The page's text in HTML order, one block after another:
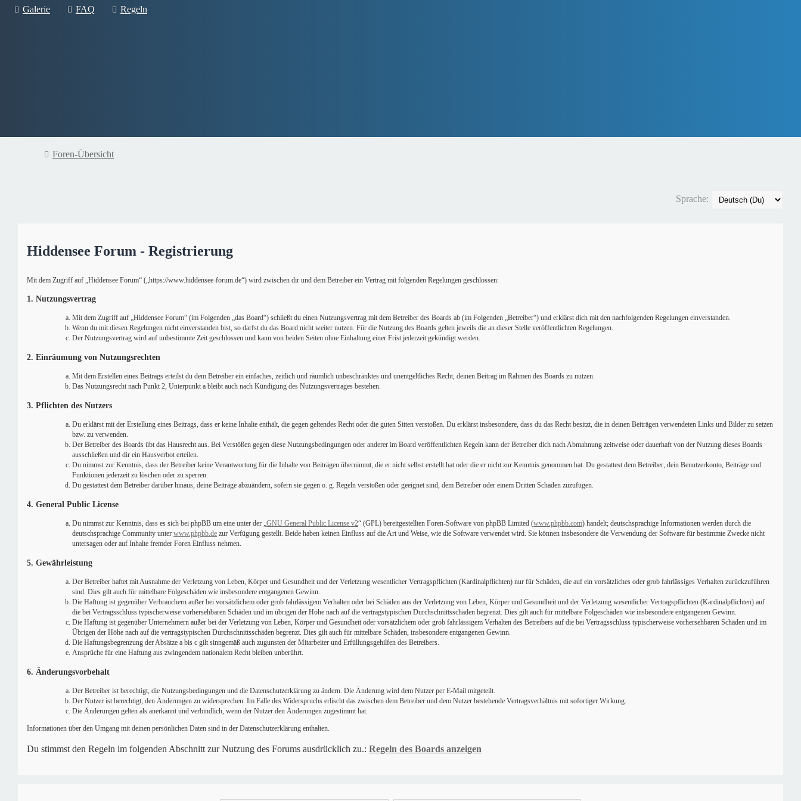
Galerie FAQ Regeln
Foren-Übersicht
Sprache:
Hiddensee Forum - Registrierung
Mit dem Zugriff auf „Hiddensee Forum“ („https://www.hiddensee-forum.de“) wird zwischen dir und dem Betreiber ein Vertrag mit folgenden Regelungen geschlossen:
1. Nutzungsvertrag
Mit dem Zugriff auf „Hiddensee Forum“ (im Folgenden „das Board“) schließt du einen Nutzungsvertrag mit dem Betreiber des Boards ab (im Folgenden „Betreiber“) und erklärst dich mit den nachfolgenden Regelungen einverstanden.
Wenn du mit diesen Regelungen nicht einverstanden bist, so darfst du das Board nicht weiter nutzen. Für die Nutzung des Boards gelten jeweils die an dieser Stelle veröffentlichten Regelungen.
Der Nutzungsvertrag wird auf unbestimmte Zeit geschlossen und kann von beiden Seiten ohne Einhaltung einer Frist jederzeit gekündigt werden.
2. Einräumung von Nutzungsrechten
Mit dem Erstellen eines Beitrags erteilst du dem Betreiber ein einfaches, zeitlich und räumlich unbeschränktes und unentgeltliches Recht, deinen Beitrag im Rahmen des Boards zu nutzen.
Das Nutzungsrecht nach Punkt 2, Unterpunkt a bleibt auch nach Kündigung des Nutzungsvertrages bestehen.
3. Pflichten des Nutzers
Du erklärst mit der Erstellung eines Beitrags, dass er keine Inhalte enthält, die gegen geltendes Recht oder die guten Sitten verstoßen. Du erklärst insbesondere, dass du das Recht besitzt, die in deinen Beiträgen verwendeten Links und Bilder zu setzen
bzw. zu verwenden.
Der Betreiber des Boards übt das Hausrecht aus. Bei Verstößen gegen diese Nutzungsbedingungen oder anderer im Board veröffentlichten Regeln kann der Betreiber dich nach Abmahnung zeitweise oder dauerhaft von der Nutzung dieses Boards
ausschließen und dir ein Hausverbot erteilen.
Du nimmst zur Kenntnis, dass der Betreiber keine Verantwortung für die Inhalte von Beiträgen übernimmt, die er nicht selbst erstellt hat oder die er nicht zur Kenntnis genommen hat. Du gestattest dem Betreiber, dein Benutzerkonto, Beiträge und
Funktionen jederzeit zu löschen oder zu sperren.
Du gestattest dem Betreiber darüber hinaus, deine Beiträge abzuändern, sofern sie gegen o. g. Regeln verstoßen oder geeignet sind, dem Betreiber oder einem Dritten Schaden zuzufügen.
4. General Public License
Du nimmst zur Kenntnis, dass es sich bei phpBB um eine unter der „GNU General Public License v2“ (GPL) bereitgestellten Foren-Software von phpBB Limited (www.phpbb.com) handelt; deutschsprachige Informationen werden durch die
deutschsprachige Community unter www.phpbb.de zur Verfügung gestellt. Beide haben keinen Einfluss auf die Art und Weise, wie die Software verwendet wird. Sie können insbesondere die Verwendung der Software für bestimmte Zwecke nicht
untersagen oder auf Inhalte fremder Foren Einfluss nehmen.
5. Gewährleistung
Der Betreiber haftet mit Ausnahme der Verletzung von Leben, Körper und Gesundheit und der Verletzung wesentlicher Vertragspflichten (Kardinalpflichten) nur für Schäden, die auf ein vorsätzliches oder grob fahrlässiges Verhalten zurückzuführen
sind. Dies gilt auch für mittelbare Folgeschäden wie insbesondere entgangenen Gewinn.
Die Haftung ist gegenüber Verbrauchern außer bei vorsätzlichem oder grob fahrlässigem Verhalten oder bei Schäden aus der Verletzung von Leben, Körper und Gesundheit und der Verletzung wesentlicher Vertragspflichten (Kardinalpflichten) auf
die bei Vertragsschluss typischerweise vorhersehbaren Schäden und im übrigen der Höhe nach auf die vertragstypischen Durchschnittsschäden begrenzt. Dies gilt auch für mittelbare Folgeschäden wie insbesondere entgangenen Gewinn.
Die Haftung ist gegenüber Unternehmern außer bei der Verletzung von Leben, Körper und Gesundheit oder vorsätzlichem oder grob fahrlässigem Verhalten des Betreibers auf die bei Vertragsschluss typischerweise vorhersehbaren Schäden und im
Übrigen der Höhe nach auf die vertragstypischen Durchschnittsschäden begrenzt. Dies gilt auch für mittelbare Schäden, insbesondere entgangenen Gewinn.
Die Haftungsbegrenzung der Absätze a bis c gilt sinngemäß auch zugunsten der Mitarbeiter und Erfüllungsgehilfen des Betreibers.
Ansprüche für eine Haftung aus zwingendem nationalem Recht bleiben unberührt.
6. Änderungsvorbehalt
Der Betreiber ist berechtigt, die Nutzungsbedingungen und die Datenschutzerklärung zu ändern. Die Änderung wird dem Nutzer per E-Mail mitgeteilt.
Der Nutzer ist berechtigt, den Änderungen zu widersprechen. Im Falle des Widerspruchs erlischt das zwischen dem Betreiber und dem Nutzer bestehende Vertragsverhältnis mit sofortiger Wirkung.
Die Änderungen gelten als anerkannt und verbindlich, wenn der Nutzer den Änderungen zugestimmt hat.
Informationen über den Umgang mit deinen persönlichen Daten sind in der Datenschutzerklärung enthalten.
Du stimmst den Regeln im folgenden Abschnitt zur Nutzung des Forums ausdrücklich zu.: Regeln des Boards anzeigen